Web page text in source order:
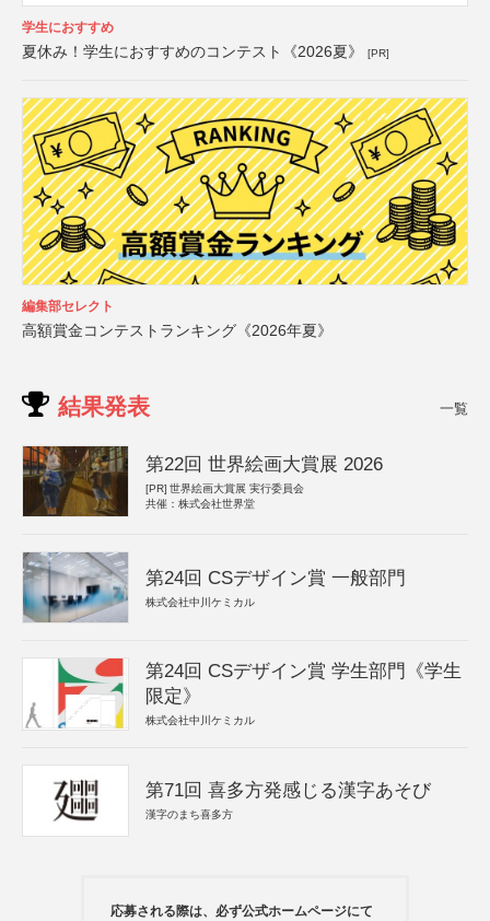
学生におすすめ
夏休み！学生におすすめのコンテスト《2026夏》 [PR]
編集部セレクト
高額賞金コンテストランキング《2026年夏》
結果発表 一覧
第22回 世界絵画大賞展 2026
[PR] 世界絵画大賞展 実行委員会
共催：株式会社世界堂
第24回 CSデザイン賞 一般部門
株式会社中川ケミカル
第24回 CSデザイン賞 学生部門《学生
限定》
株式会社中川ケミカル
第71回 喜多方発感じる漢字あそび
漢字のまち喜多方
応募される際は、必ず公式ホームページにて